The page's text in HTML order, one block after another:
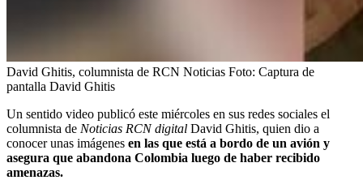
David Ghitis, columnista de RCN Noticias Foto: Captura de
pantalla David Ghitis
Un sentido video publicó este miércoles en sus redes sociales el
columnista de Noticias RCN digital David Ghitis, quien dio a
conocer unas imágenes en las que está a bordo de un avión y
asegura que abandona Colombia luego de haber recibido
amenazas.